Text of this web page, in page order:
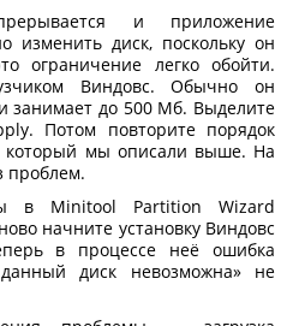
и приложение
изменить диск, поскольку он
ограничение легко обойти.
Виндовс. Обычно он
занимает до 500 Мб. Выделите
Потом повторите порядок
который мы описали выше. На
проблем.
в Minitool Partition Wizard
начните установку Виндовс
в процессе неё ошибка
диск невозможна» не